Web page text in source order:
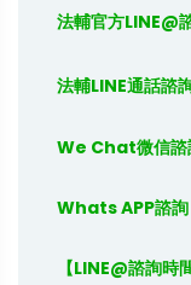
法輔官方LINE@
法輔LINE通話諮
We Chat微信諮
Whats APP諮詢
【LINE@諮詢